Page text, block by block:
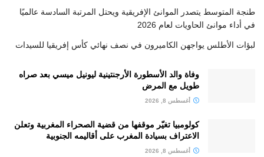
طنجة المتوسط يتصدر الموانئ الإفريقية ويحتل المرتبة السادسة عالميًا
في أداء موانئ الحاويات لعام 2026
لبؤات الأطلس يواجهن الكاميرون في نصف نهائي كأس إفريقيا للسيدات
وفاة والد الأسطورة الأرجنتينية ليونيل ميسي بعد صراه
طويل مع المرض
أغسطس 8, 2026
كولومبيا تغيّر موقفها من قضية الصحراء المغربية وتعلن
الاعتراف بسيادة المغرب على أقاليمه الجنوبية
أغسطس 8, 2026